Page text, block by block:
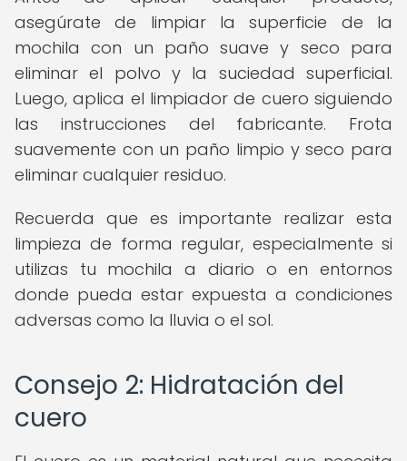
asegúrate de limpiar la superficie de la
mochila con un paño suave y seco para
eliminar el polvo y la suciedad superficial.
Luego, aplica el limpiador de cuero siguiendo
las instrucciones del fabricante. Frota
suavemente con un paño limpio y seco para
eliminar cualquier residuo.
Recuerda que es importante realizar esta
limpieza de forma regular, especialmente si
utilizas tu mochila a diario o en entornos
donde pueda estar expuesta a condiciones
adversas como la lluvia o el sol.
Consejo 2: Hidratación del
cuero